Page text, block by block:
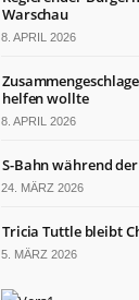
Warschau
8. APRIL 2026
helfen wollte
8. APRIL 2026
S-Bahn während
24. MÄRZ 2026
Tricia Tuttle bleibt
5. MÄRZ 2026